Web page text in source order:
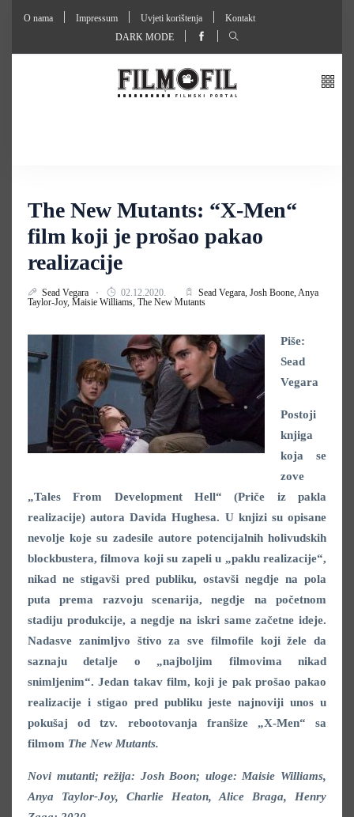
O nama Impressum Uvjeti korištenja
Kontakt
DARK MODE
The New Mutants: “X-Men“
film koji je prošao pakao
realizacije
Sead Vegara 02.12.2020. Sead Vegara, Josh Boone,Anya
Taylor-Joy, Maisie Williams, The New Mutants
Piše:
Sead
Vegara
Postoji
knjiga
koja se
zove
„Tales From Development Hell“ (Priče iz pakla
realizacije) autora Davida Hughesa. U knjizi su opisane
nevolje koje su zadesile autore potencijalnih holivudskih
blockbustera, filmova koji su zapeli u „paklu realizacije“,
nikad ne stigavši pred publiku, ostavši negdje na pola
puta prema razvoju scenarija, negdje na početnom
stadiju produkcije, a negdje na iskri same začetne ideje.
Nadasve zanimljvo štivo za sve filmofile koji žele da
saznaju detalje o „najboljim filmovima nikad
snimljenim“. Jedan takav film, koji je pak prošao pakao
realizacije i stigao pred publiku jeste najnoviji unos u
pokušaj od tzv. rebootovanja franšize „X-Men“ sa
filmom The New Mutants.
Novi mutanti; režija: Josh Boon; uloge: Maisie Williams,
Anya Taylor-Joy, Charlie Heaton, Alice Braga, Henry